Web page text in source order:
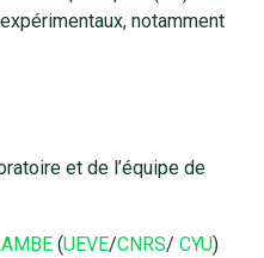
notamment
et de l’équipe de
(UEVE/CNRS/ CYU)